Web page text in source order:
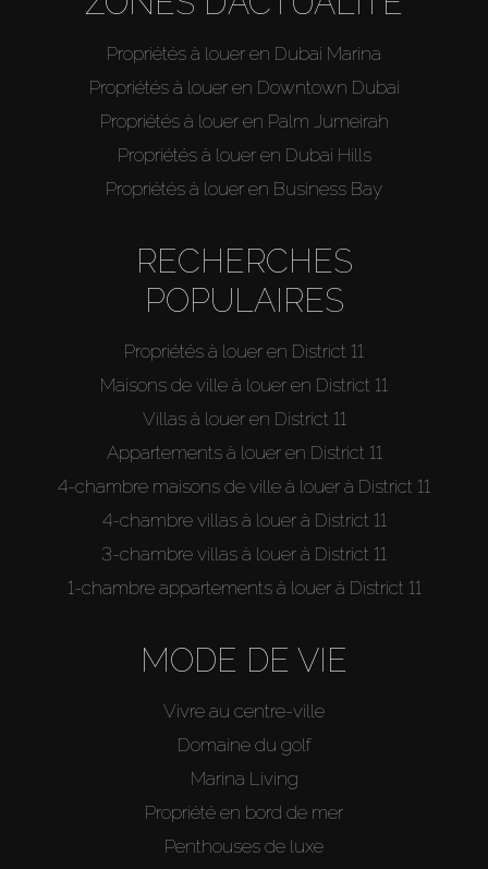
Propriétés à louer en Dubai Marina
Propriétés à louer en Downtown Dubai
Propriétés à louer en Palm Jumeirah
Propriétés à louer en Dubai Hills
Propriétés à louer en Business Bay
RECHERCHES
POPULAIRES
Propriétés à louer en District 11
Maisons de ville à louer en District 11
Villas à louer en District 11
Appartements à louer en District 11
4-chambre maisons de ville à louer à District 11
4-chambre villas à louer à District 11
3-chambre villas à louer à District 11
1-chambre appartements à louer à District 11
MODE DE VIE
Vivre au centre-ville
Domaine du golf
Marina Living
Propriété en bord de mer
Penthouses de luxe